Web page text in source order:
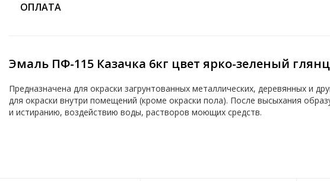
ОПЛАТА
Эмаль ПФ-115 Казачка 6кг цвет ярко-зеленый
Предназначена для окраски загрунтованных металлических, деревянных и
для окраски внутри помещений (кроме окраски пола). После высыхания
и истиранию, воздействию воды, растворов моющих средств.